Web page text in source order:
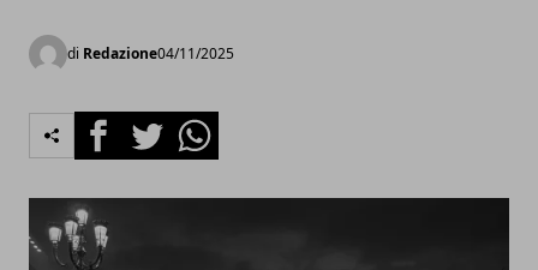
di Redazione04/11/2025
FacebookTwitterWhatsapp